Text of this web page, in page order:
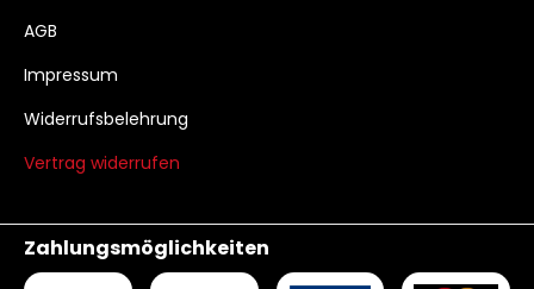
AGB
Impressum
Widerrufsbelehrung
Vertrag widerrufen
Zahlungsmöglichkeiten